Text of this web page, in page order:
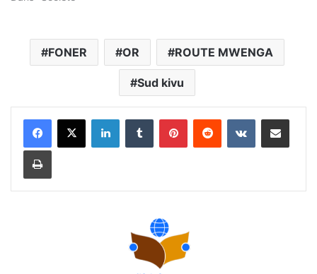
FONER OR ROUTE MWENGA
Sud kivu